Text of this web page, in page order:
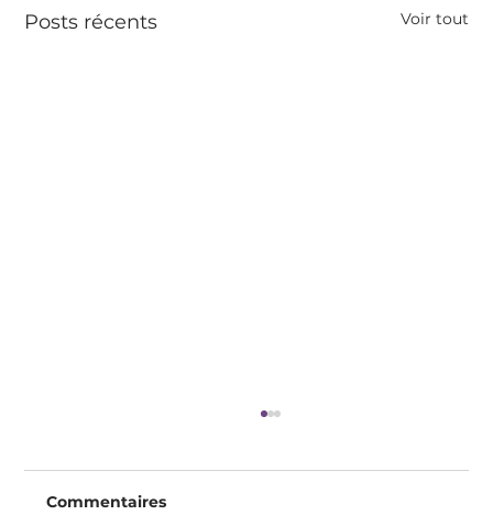
Posts récents Voir tout
Commentaires